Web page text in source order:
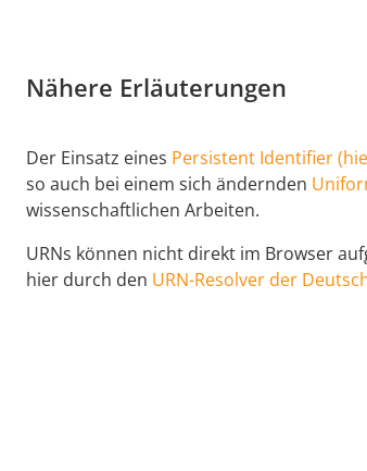
Nähere Erläuterungen
Der Einsatz eines Persistent Identifier
so auch bei einem sich ändernden
wissenschaftlichen Arbeiten.
URNs können nicht direkt im Browser
hier durch den URN-Resolver der